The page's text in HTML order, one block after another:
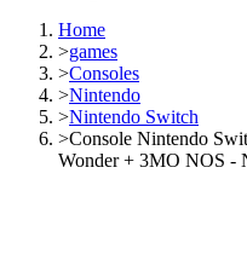
Home
>games
>Consoles
>Nintendo
>Nintendo Switch
>Console Nintendo
Wonder + 3MO NOS -